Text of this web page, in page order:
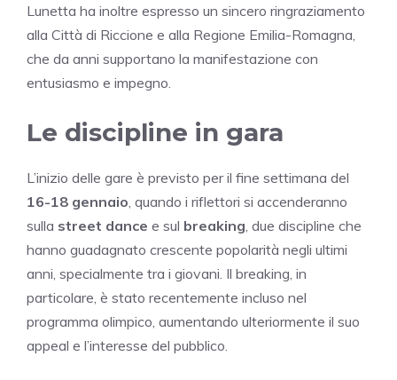
Lunetta ha inoltre espresso un sincero ringraziamento
alla Città di Riccione e alla Regione Emilia-Romagna,
che da anni supportano la manifestazione con
entusiasmo e impegno.
Le discipline in gara
L’inizio delle gare è previsto per il fine settimana del
16-18 gennaio , quando i riflettori si accenderanno
sulla street dance e sul breaking , due discipline che
hanno guadagnato crescente popolarità negli ultimi
anni, specialmente tra i giovani. Il breaking, in
particolare, è stato recentemente incluso nel
programma olimpico, aumentando ulteriormente il suo
appeal e l’interesse del pubblico.